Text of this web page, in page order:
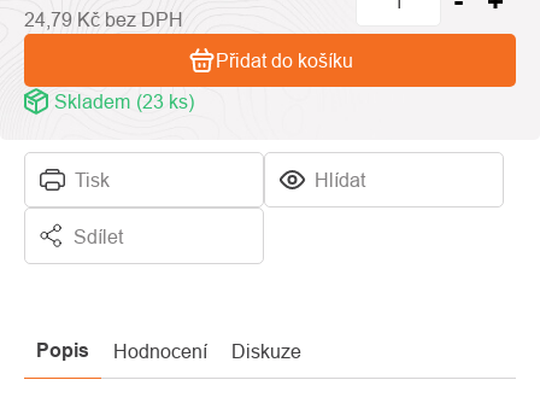
Tisk Hlídat
Sdílet
24,79 Kč bez DPH
Skladem (23 ks)
Přidat do košíku
Popis Hodnocení Diskuze